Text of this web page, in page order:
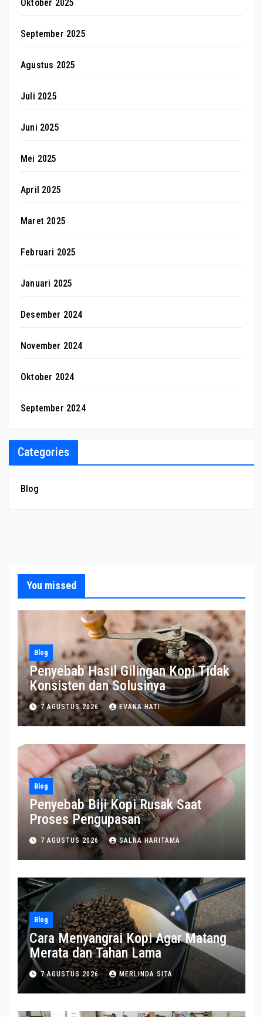
Oktober 2025
September 2025
Agustus 2025
Juli 2025
Juni 2025
Mei 2025
April 2025
Maret 2025
Februari 2025
Januari 2025
Desember 2024
November 2024
Oktober 2024
September 2024
Categories
Blog
You missed
Blog
Penyebab Hasil Gilingan Kopi Tidak
Konsisten dan Solusinya
7 AGUSTUS 2026 EVANA HATI
Blog
Penyebab Biji Kopi Rusak Saat
Proses Pengupasan
7 AGUSTUS 2026 SALNA HARITAMA
Blog
Cara Menyangrai Kopi Agar Matang
Merata dan Tahan Lama
7 AGUSTUS 2026 MERLINDA SITA